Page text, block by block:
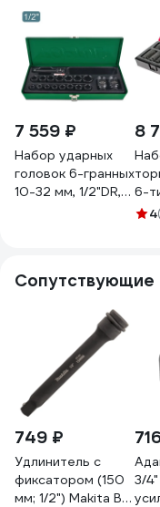
7 559 ₽
Набор ударных
головок 6-гранных
10-32 мм, 1/2"DR,
8
6-
4
Сопутствующие
749 ₽
Удлинитель с
фиксатором (150
мм; 1/2") Makita B-
3/4"